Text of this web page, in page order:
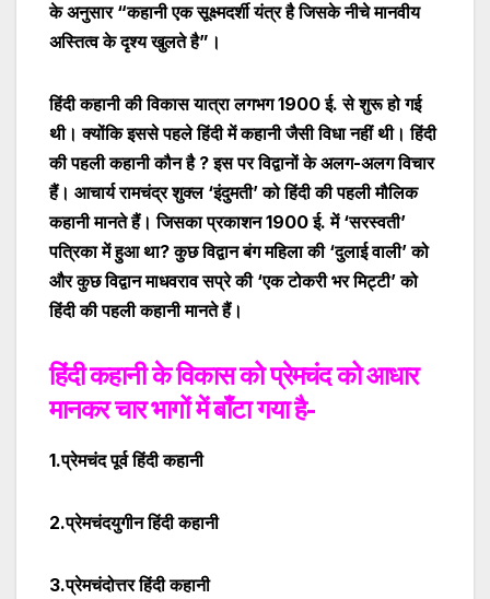
के अनुसार “कहानी एक सूक्ष्मदर्शी यंत्र है जिसके नीचे मानवीय
अस्तित्व के दृश्य खुलते है” ।
हिंदी कहानी की विकास यात्रा लगभग 1900 ई. से शुरू हो गई
थी। क्योंकि इससे पहले हिंदी में कहानी जैसी विधा नहीं थी।हिंदी
की पहली कहानी कौन है ? इस पर विद्वानों के अलग-अलग विचार
हैं। आचार्य रामचंद्र शुक्ल ‘इंदुमती’ को हिंदी की पहली मौलिक
कहानी मानते हैं। जिसका प्रकाशन 1900 ई. में ‘सरस्वती’
पत्रिका में हुआ था? कुछ विद्वान बंग महिला की ‘दुलाई वाली’ को
और कुछ विद्वान माधवराव सप्रे की ‘एक टोकरी भर मिट्टी’ को
हिंदी की पहली कहानी मानते हैं।
हिंदी कहानी के विकास को प्रेमचंद को आधार
मानकर चार भागों में बाँटा गया है-
1.प्रेमचंद पूर्व हिंदी कहानी
2.प्रेमचंदयुगीन हिंदी कहानी
3.प्रेमचंदोत्तर हिंदी कहानी